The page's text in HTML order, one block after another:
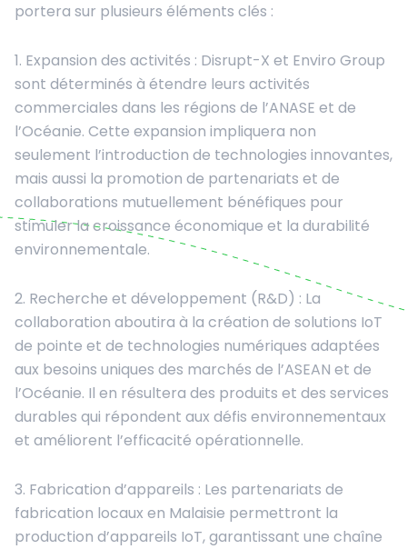
portera sur plusieurs éléments clés :
1. Expansion des activités : Disrupt-X et Enviro Group
sont déterminés à étendre leurs activités
commerciales dans les régions de l’ANASE et de
l’Océanie. Cette expansion impliquera non
seulement l’introduction de technologies innovantes,
mais aussi la promotion de partenariats et de
collaborations mutuellement bénéfiques pour
stimuler la croissance économique et la durabilité
environnementale.
2. Recherche et développement (R&D) : La
collaboration aboutira à la création de solutions IoT
de pointe et de technologies numériques adaptées
aux besoins uniques des marchés de l’ASEAN et de
l’Océanie. Il en résultera des produits et des services
durables qui répondent aux défis environnementaux
et améliorent l’efficacité opérationnelle.
3. Fabrication d’appareils : Les partenariats de
fabrication locaux en Malaisie permettront la
production d’appareils IoT, garantissant une chaîne